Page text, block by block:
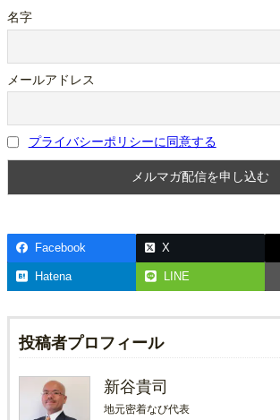
名字
メールアドレス
プライバシーポリシーに同意する
Facebook X
Hatena LINE
投稿者プロフィール
新谷貴司
地元密着なび代表